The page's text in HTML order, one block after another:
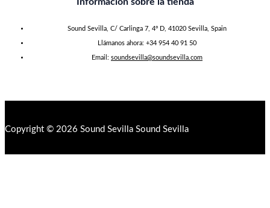
Sound Sevilla, C/ Carlinga 7, 4º D, 41020 Sevilla, Spain
Llámanos ahora: +34 954 40 91 50
Email: soundsevilla@soundsevilla.com
Copyright © 2026 Sound Sevilla Sound Sevilla